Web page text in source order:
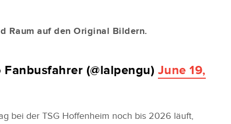
Raum auf den Original Bildern.
(@lalpengu) June 19,
bei der TSG Hoffenheim noch bis 2026 läuft,